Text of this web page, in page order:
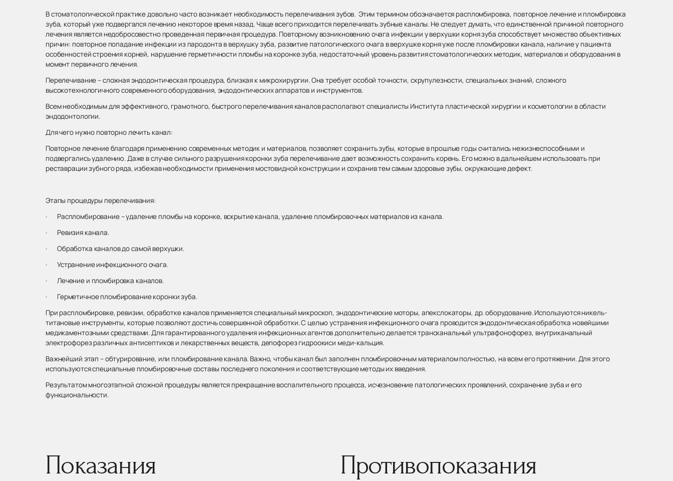
В стоматологической практике довольно часто возникает необходимость перелечивания зубов. Этим термином обозначается распломбировка, повторное лечение и пломбировка
зуба, который уже подвергался лечению некоторое время назад. Чаще всего приходится перелечивать зубные каналы. Не следует думать, что единственной причиной повторного
лечения является недобросовестно проведенная первичная процедура. Повторному возникновению очага инфекции у верхушки корня зуба способствует множество объективных
причин: повторное попадание инфекции из пародонта в верхушку зуба, развитие патологического очага в верхушке корня уже после пломбировки канала, наличие у пациента
особенностей строения корней, нарушение герметичности пломбы на коронке зуба, недостаточный уровень развития стоматологических методик, материалов и оборудования в
момент первичного лечения.
Перелечивание – сложная эндодонтическая процедура, близкая к микрохирургии. Она требует особой точности, скрупулезности, специальных знаний, сложного
высокотехнологичного современного оборудования, эндодонтических аппаратов и инструментов.
Всем необходимым для эффективного, грамотного, быстрого перелечивания каналов располагают специалисты Института пластической хирургии и косметологии в области
эндодонтологии.
Для чего нужно повторно лечить канал:
Повторное лечение благодаря применению современных методик и материалов, позволяет сохранить зубы, которые в прошлые годы считались нежизнеспособными и
подвергались удалению. Даже в случае сильного разрушения коронки зуба перелечивание дает возможность сохранить корень. Его можно в дальнейшем использовать при
реставрации зубного ряда, избежав необходимости применения мостовидной конструкции и сохранив тем самым здоровые зубы, окружающие дефект.
Этапы процедуры перелечивания:
· Распломбирование – удаление пломбы на коронке, вскрытие канала, удаление пломбировочных материалов из канала.
· Ревизия канала.
· Обработка каналов до самой верхушки.
· Устранение инфекционного очага.
· Лечение и пломбировка каналов.
· Герметичное пломбирование коронки зуба.
При распломбировке, ревизии, обработке каналов применяется специальный микроскоп, эндодонтические моторы, апекслокаторы, др. оборудование. Используются никель-
титановые инструменты, которые позволяют достичь совершенной обработки. С целью устранения инфекционного очага проводится эндодонтическая обработка новейшими
медикаментозными средствами. Для гарантированного удаления инфекционных агентов дополнительно делается трансканальный ультрафонофорез, внутриканальный
электрофорез различных антисептиков и лекарственных веществ, депофорез гидроокиси меди-кальция.
Важнейший этап – обтурирование, или пломбирование канала. Важно, чтобы канал был заполнен пломбировочным материалом полностью, на всем его протяжении. Для этого
используются специальные пломбировочные составы последнего поколения и соответствующие методы их введения.
Результатом многоэтапной сложной процедуры является прекращение воспалительного процесса, исчезновение патологических проявлений, сохранение зуба и его
функциональности.
Показания Противопоказания